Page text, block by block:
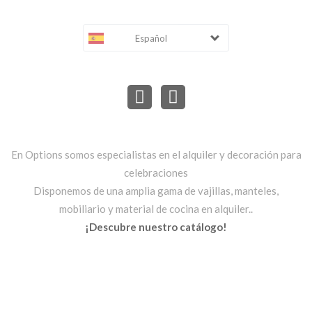
Español
En Options somos especialistas en el alquiler y decoración para
celebraciones
Disponemos de una amplia gama de vajillas, manteles,
mobiliario y material de cocina en alquiler..
¡Descubre nuestro catálogo!